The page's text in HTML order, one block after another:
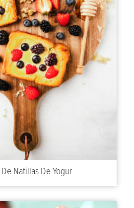
Natillas De Yogur